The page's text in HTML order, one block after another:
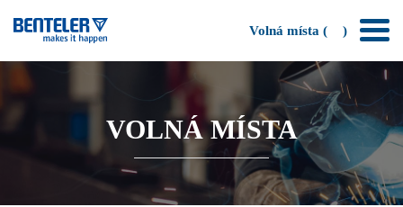
Volná místa ( )
VOLNÁ MÍSTA